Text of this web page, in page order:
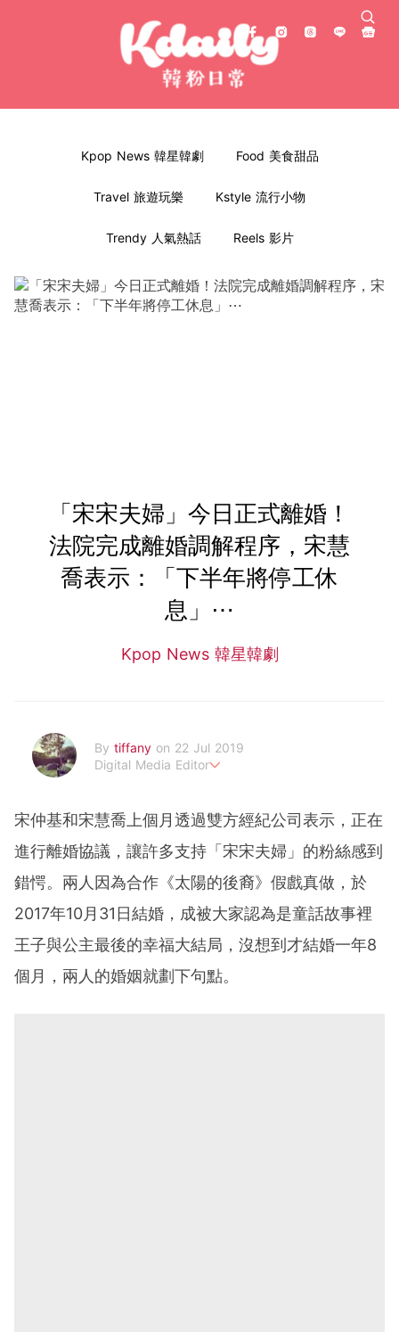
Kpop News 韓星韓劇 Food 美食甜品
Travel 旅遊玩樂 Kstyle 流行小物
Trendy 人氣熱話 Reels 影片
「宋宋夫婦」今日正式離婚！
法院完成離婚調解程序，宋慧
喬表示：「下半年將停工休
息」⋯
Kpop News 韓星韓劇
By tiffany on 22 Jul 2019
Digital Media Editor
宋仲基和宋慧喬上個月透過雙方經紀公司表示，正在
進行離婚協議，讓許多支持「宋宋夫婦」的粉絲感到
錯愕。兩人因為合作《太陽的後裔》假戲真做，於
2017年10月31日結婚，成被大家認為是童話故事裡
王子與公主最後的幸福大結局，沒想到才結婚一年8
個月，兩人的婚姻就劃下句點。